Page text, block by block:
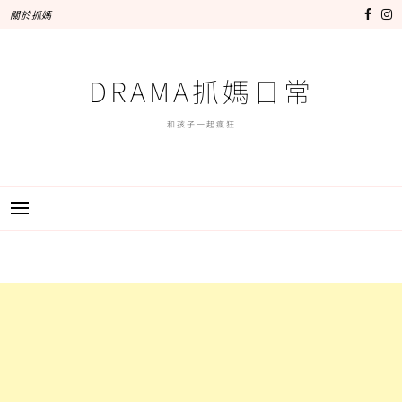
關於抓媽
DRAMA抓媽日常
和孩子一起瘋狂